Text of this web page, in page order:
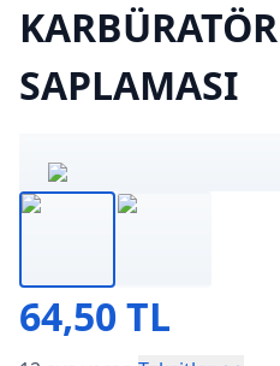
SAPLAMASI
64,50 TL